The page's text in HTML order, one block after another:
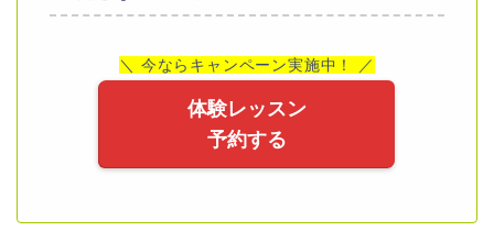
＼ 今ならキャンペーン実施中！ ／
体験レッスン
予約する